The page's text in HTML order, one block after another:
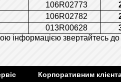
106R02773
106R02782
013R00628
інформацією звертайтесь до
Корпоративним